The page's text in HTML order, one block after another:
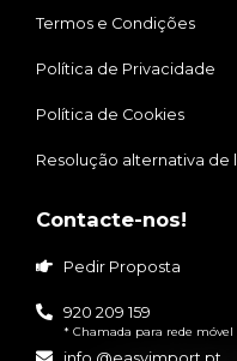
Termos e Condições
Política de Privacidade
Política de Cookies
Resolução alternativa de
Contacte-nos!
Pedir Proposta
920 209 159
* Chamada para rede móvel